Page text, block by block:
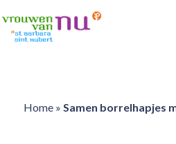
Home» Samen borrelhapjes